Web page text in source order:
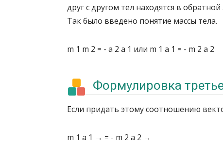
друг с другом тел находятся в
Так было введено понятие массы тела.
m 1 m 2 = - a 2 a 1 или m 1 a 1 = - m 2 a 2
Формулировка
Если придать этому соотношению
m 1 a 1 → = - m 2 a 2 →